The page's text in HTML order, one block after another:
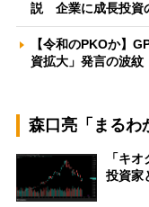
説 企業に成長投資
【令和のPKOか】
資拡大」発言の波
森口亮「まるわ
「キ
投資家